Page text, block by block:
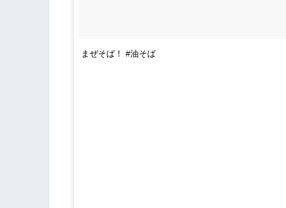
まぜそば！ #油そば